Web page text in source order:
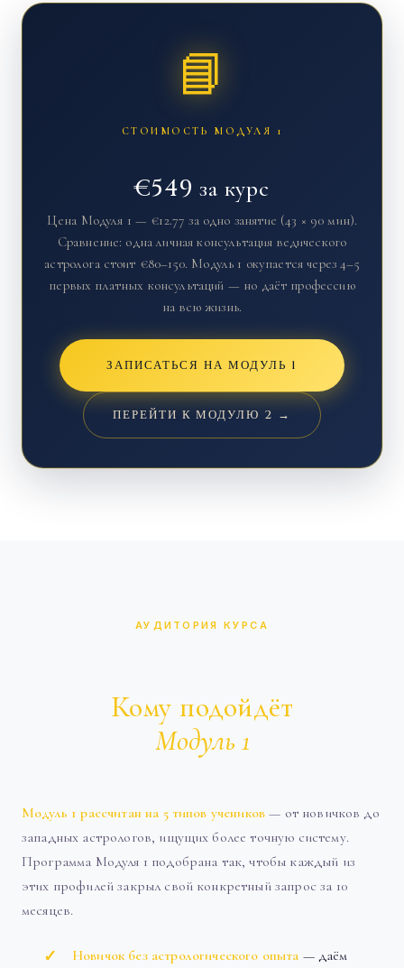
📘
СТОИМОСТЬ МОДУЛЯ 1
€549 за курс
Цена Модуля 1 — €12.77 за одно занятие (43 × 90 мин).
Сравнение: одна личная консультация ведического
астролога стоит €80–150. Модуль 1 окупается через 4–5
первых платных консультаций — но даёт профессию
на всю жизнь.
ЗАПИСАТЬСЯ НА МОДУЛЬ 1
ПЕРЕЙТИ К МОДУЛЮ 2 →
АУДИТОРИЯ КУРСА
Кому подойдёт
Модуль 1
Модуль 1 рассчитан на 5 типов учеников — от новичков до
западных астрологов, ищущих более точную систему.
Программа Модуля 1 подобрана так, чтобы каждый из
этих профилей закрыл свой конкретный запрос за 10
месяцев.
Новичок без астрологического опыта — даём